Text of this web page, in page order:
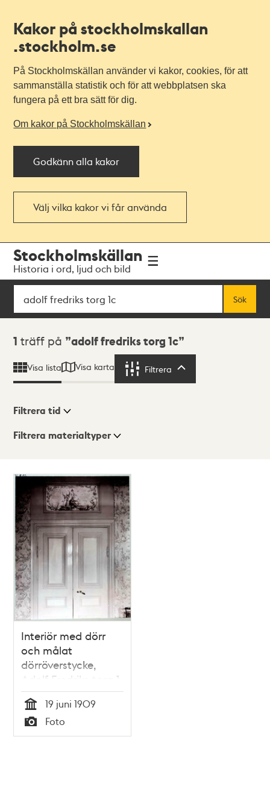
Kakor på stockholmskallan
.stockholm.se
På Stockholmskällan använder vi kakor, cookies, för att
sammanställa statistik och för att webbplatsen ska
fungera på ett bra sätt för dig.
Om kakor på Stockholmskällan
Godkänn alla kakor
Välj vilka kakor vi får använda
navigationen
huvudinnehållet
Stockholmskällan
Historia i ord, ljud och bild
Sök
Sök
Sökresultat
1 träff på adolf fredriks torg 1c
Visa lista Visa karta Filtrera
Visningsläge
Lista
Karta
Filtrera tid
Filtrera materialtyper
träffar
Interiör med dörr
och målat
dörröverstycke,
Adolf Fredriks torg 1
Tid
19 juni 1909
Typ
Foto